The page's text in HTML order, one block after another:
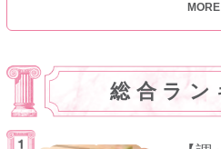
MORE
総合ラン